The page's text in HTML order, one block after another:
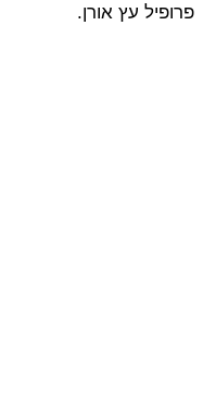
פרופיל עץ אורן.